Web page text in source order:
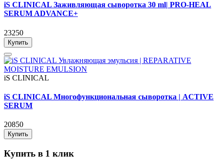
iS CLINICAL Заживляющая сыворотка 30 ml| PRO-HEAL
SERUM ADVANCE+
23250
Купить
iS CLINICAL
iS CLINICAL Многофункциональная сыворотка | ACTIVE
SERUM
20850
Купить
Купить в 1 клик